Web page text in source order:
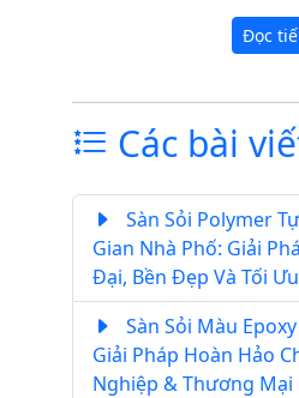
Đọc
Các bài
Sàn Sỏi Polymer
Gian Nhà Phố: Giải
Đại, Bền Đẹp Và Tối Ưu
Sàn Sỏi Màu
Giải Pháp Hoàn Hảo
Nghiệp & Thương Mại